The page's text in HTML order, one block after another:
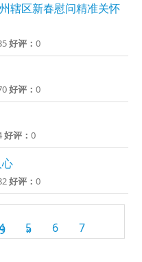
辖区新春慰问精准关怀
好评： 0
好评： 0
好评： 0
好评： 0
5 6 7
»